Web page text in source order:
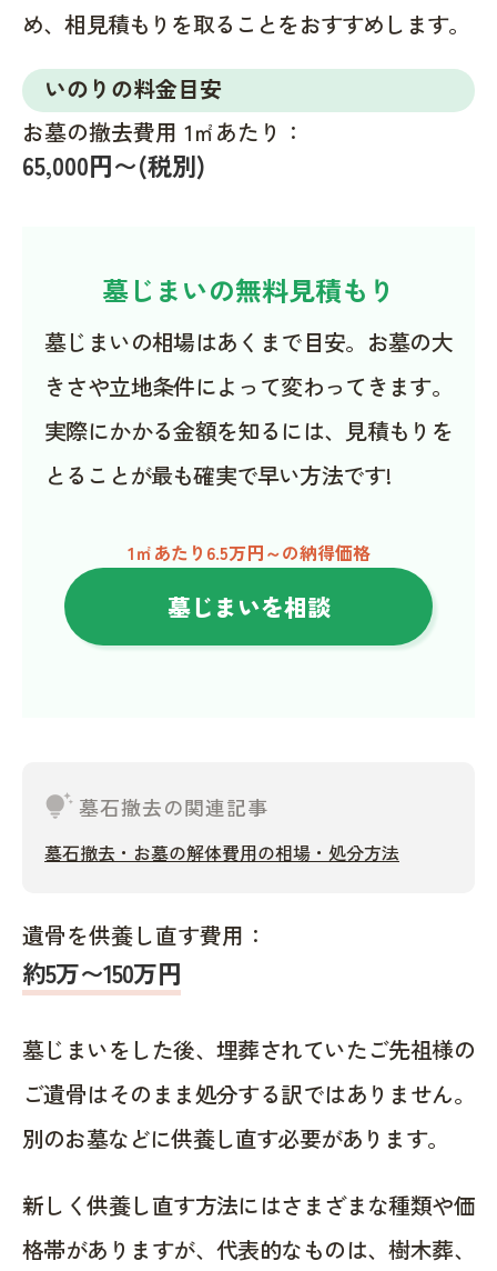
め、相見積もりを取ることをおすすめします。
いのりの料金目安
お墓の撤去費用 1㎡あたり：
65,000円〜(税別)
墓じまいの無料見積もり
墓じまいの相場はあくまで目安。お墓の大
きさや立地条件によって変わってきます。
実際にかかる金額を知るには、見積もりを
とることが最も確実で早い方法です!
1㎡あたり6.5万円～の納得価格
墓じまいを相談
tips_and_updates墓石撤去の関連記事
墓石撤去・お墓の解体費用の相場・処分方法
遺骨を供養し直す費用：
約5万〜150万円
墓じまいをした後、埋葬されていたご先祖様の
ご遺骨はそのまま処分する訳ではありません。
別のお墓などに供養し直す必要があります。
新しく供養し直す方法にはさまざまな種類や価
格帯がありますが、代表的なものは、樹木葬、